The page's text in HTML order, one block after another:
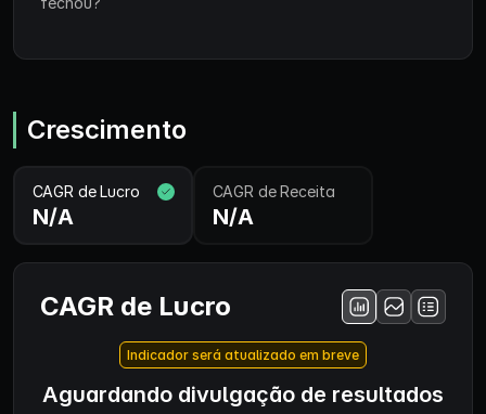
Crescimento
CAGR de Lucro
N/A
CAGR de Receita
N/A
CAGR de Lucro
Indicador será atualizado em breve
Aguardando divulgação de resultados